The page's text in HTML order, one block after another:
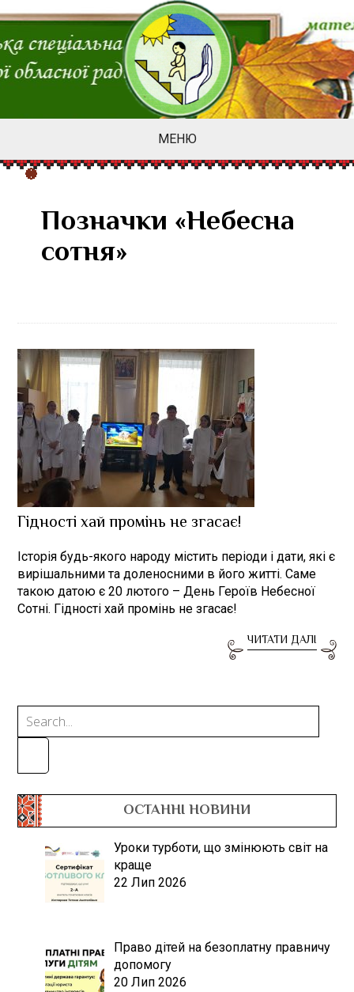
МЕНЮ
Позначки «Небесна
сотня»
Гідності хай промінь не згасає!
Історія будь-якого народу містить періоди і дати, які є
вирішальними та доленосними в його житті. Саме
такою датою є 20 лютого – День Героїв Небесної
Сотні. Гідності хай промінь не згасає!
ЧИТАТИ ДАЛІ
ОСТАННІ НОВИНИ
Уроки турботи, що змінюють світ на
краще
22 Лип 2026
Право дітей на безоплатну правничу
допомогу
20 Лип 2026